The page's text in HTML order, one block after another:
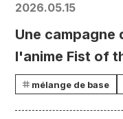
2026.05.15
Une campagne
l'anime Fist of
mélange de base